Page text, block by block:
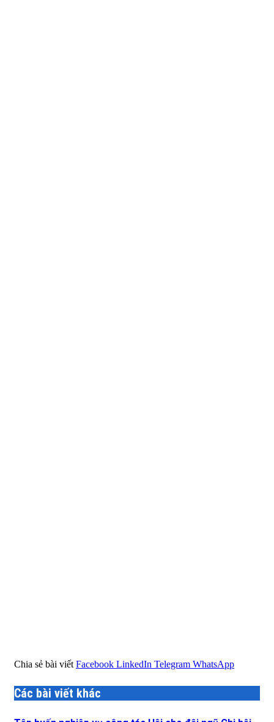
Chia sẻ bài viết Facebook LinkedIn Telegram WhatsApp
Các bài viết khác